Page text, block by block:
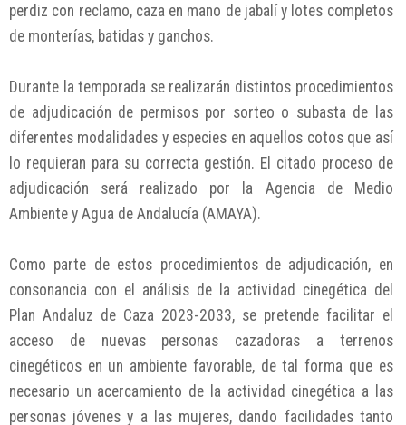
perdiz con reclamo, caza en mano de jabalí y lotes completos
de monterías, batidas y ganchos.
Durante la temporada se realizarán distintos procedimientos
de adjudicación de permisos por sorteo o subasta de las
diferentes modalidades y especies en aquellos cotos que así
lo requieran para su correcta gestión. El citado proceso de
adjudicación será realizado por la Agencia de Medio
Ambiente y Agua de Andalucía (AMAYA).
Como parte de estos procedimientos de adjudicación, en
consonancia con el análisis de la actividad cinegética del
Plan Andaluz de Caza 2023-2033, se pretende facilitar el
acceso de nuevas personas cazadoras a terrenos
cinegéticos en un ambiente favorable, de tal forma que es
necesario un acercamiento de la actividad cinegética a las
personas jóvenes y a las mujeres, dando facilidades tanto